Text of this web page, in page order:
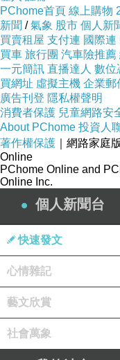
PChome首頁 線上購物
新聞 /氣象 股市 個人新
買賣租屋 支付連 國際連
買車 旅行團 汽車險推薦
一元簡訊 直播達人 數位
買網址 虛擬主機 企業郵
廣告刊登 隱私權聲明
消費者保護 兒童網路安
About PChome 投資人
著作權保護 ｜網路家庭
Online
PChome Online and
Online Inc.
個人新聞台
快速發文
心情雜記
藝文欣賞
社會萬象